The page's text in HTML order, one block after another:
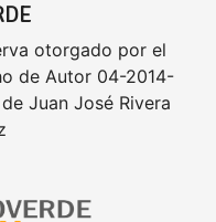
otorgado por el
de Autor 04-2014-
Juan José Rivera